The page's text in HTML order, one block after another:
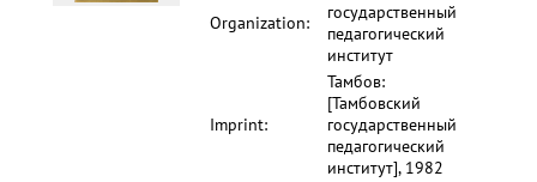
Organization:
государственный
педагогический
институт
Imprint:
Тамбов:
[Тамбовский
государственный
педагогический
институт], 1982